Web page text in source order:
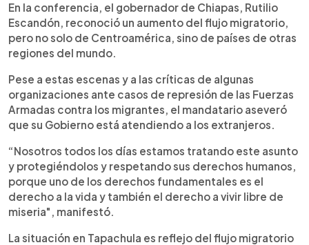
En la conferencia, el gobernador de Chiapas, Rutilio
Escandón, reconoció un aumento del flujo migratorio,
pero no solo de Centroamérica, sino de países de otras
regiones del mundo.
Pese a estas escenas y a las críticas de algunas
organizaciones ante casos de represión de las Fuerzas
Armadas contra los migrantes, el mandatario aseveró
que su Gobierno está atendiendo a los extranjeros.
“Nosotros todos los días estamos tratando este asunto
y protegiéndolos y respetando sus derechos humanos,
porque uno de los derechos fundamentales es el
derecho a la vida y también el derecho a vivir libre de
miseria", manifestó.
La situación en Tapachula es reflejo del flujo migratorio